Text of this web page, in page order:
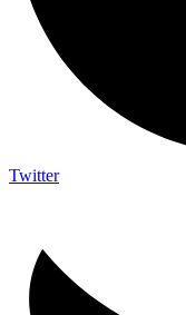
Twitter